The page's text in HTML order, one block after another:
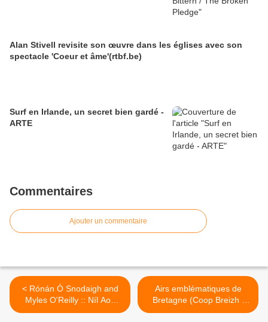
Alan Stivell revisite son œuvre dans les églises avec son
spectacle 'Coeur et âme'(rtbf.be)
Surf en Irlande, un secret bien gardé -
ARTE
Commentaires
Ajouter un commentaire
< Rónán Ó Snodaigh and
Myles O'Reilly :: Níl Aon
Easpa Orm
Airs emblématiques de
Bretagne (Coop Breizh /
juillet 2023) >